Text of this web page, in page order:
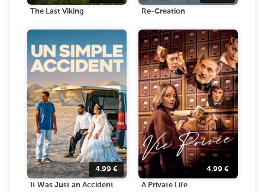
The Last Viking Re-Creation
4.99 €
It Was Just an Accident
4.99 €
A Private Life